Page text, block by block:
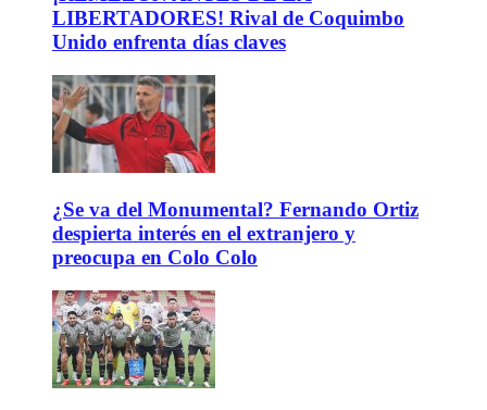
LIBERTADORES! Rival de Coquimbo
Unido enfrenta días claves
¿Se va del Monumental? Fernando Ortiz
despierta interés en el extranjero y
preocupa en Colo Colo